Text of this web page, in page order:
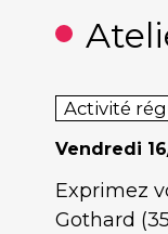
Activité
Vendredi
Exprimez
Gothard